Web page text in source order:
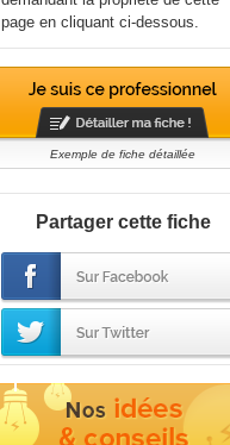
page en cliquant ci-dessous.
Exemple de fiche détaillée
Partager cette fiche